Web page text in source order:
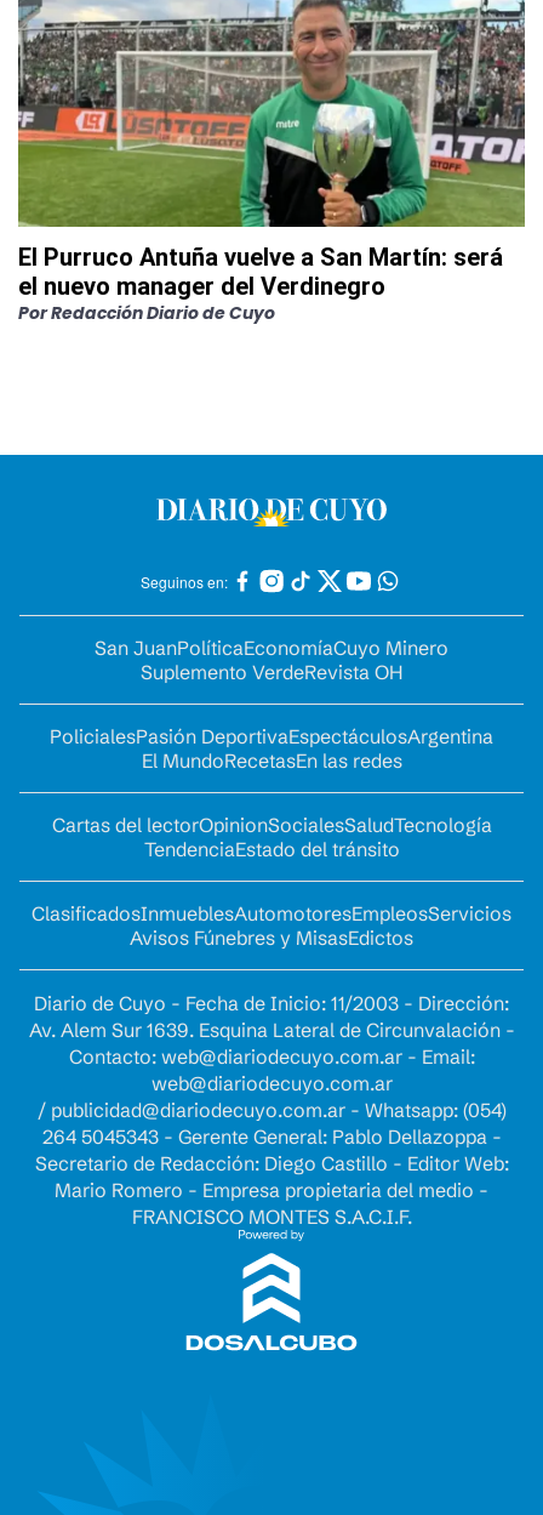
El Purruco Antuña vuelve a San Martín: será
el nuevo manager del Verdinegro
PorRedacción Diario de Cuyo
Seguinos en:
San JuanPolíticaEconomíaCuyo Minero
Suplemento VerdeRevista OH
PolicialesPasión DeportivaEspectáculosArgentina
El MundoRecetasEn las redes
Cartas del lectorOpinionSocialesSaludTecnología
TendenciaEstado del tránsito
ClasificadosInmueblesAutomotoresEmpleosServicios
Avisos Fúnebres y MisasEdictos
Diario de Cuyo - Fecha de Inicio: 11/2003 - Dirección:
Av. Alem Sur 1639. Esquina Lateral de Circunvalación -
Contacto: web@diariodecuyo.com.ar- Email:
web@diariodecuyo.com.ar
/ publicidad@diariodecuyo.com.ar- Whatsapp: (054)
264 5045343 - Gerente General: Pablo Dellazoppa -
Secretario de Redacción: Diego Castillo - Editor Web:
Mario Romero - Empresa propietaria del medio -
FRANCISCO MONTES S.A.C.I.F.